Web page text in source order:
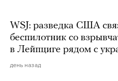
WSJ: разведка США
беспилотник со
в Лейпциге рядом с
день назад